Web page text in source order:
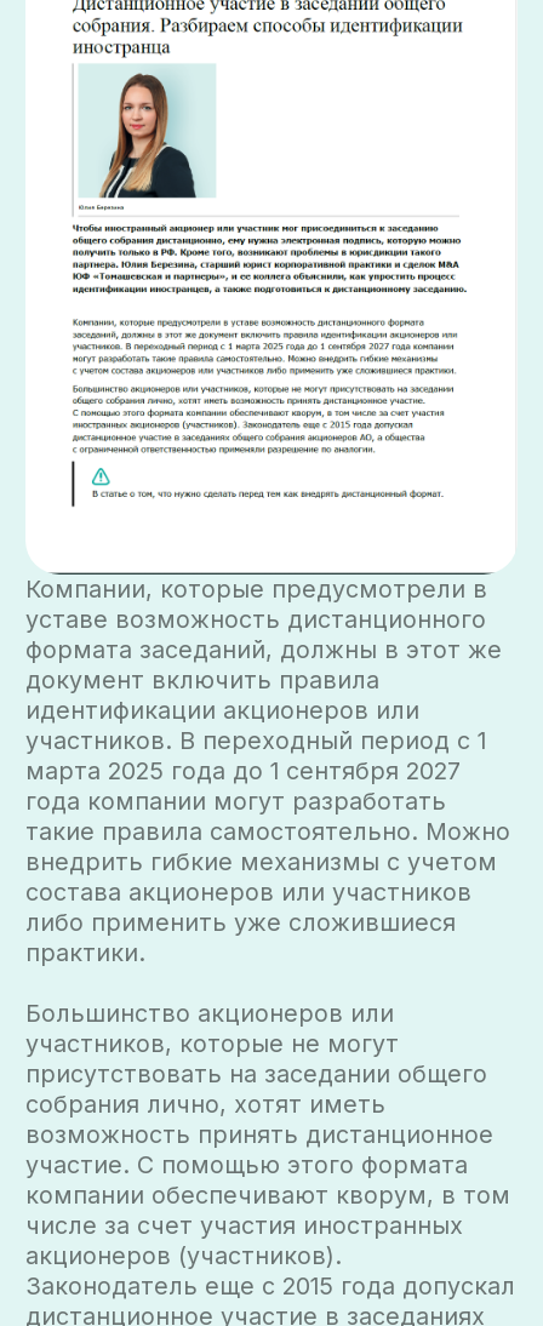
Компании, которые предусмотрели в
уставе возможность дистанционного
формата заседаний, должны в этот же
документ включить правила
идентификации акционеров или
участников. В переходный период с 1
марта 2025 года до 1 сентября 2027
года компании могут разработать
такие правила самостоятельно. Можно
внедрить гибкие механизмы с учетом
состава акционеров или участников
либо применить уже сложившиеся
практики.
Большинство акционеров или
участников, которые не могут
присутствовать на заседании общего
собрания лично, хотят иметь
возможность принять дистанционное
участие. С помощью этого формата
числе за счет участия иностранных
акционеров (участников).
Законодатель еще с 2015 года допускал
дистанционное участие в заседаниях
общего собрания акционеров АО, а
общества с ограниченной
ответственностью применяли
разрешение по аналогии.
Открыть PDF
info@tp-law.com
Телефон
+7 (495) 134 14 44